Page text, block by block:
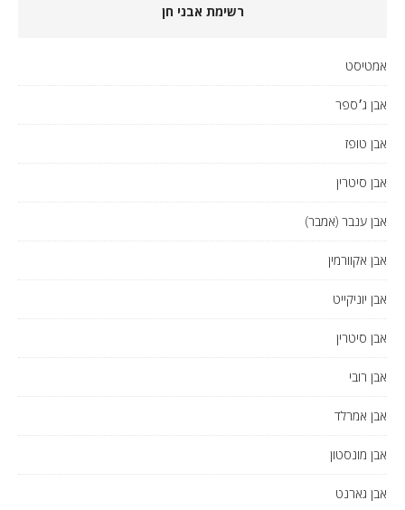
רשימת אבני חן
אמטיסט
אבן ג׳ספר
אבן טופז
אבן סיטרין
אבן ענבר (אמבר)
אבן אקוורמין
אבן יוניקייט
אבן סיטרין
אבן רובי
אבן אמרלד
אבן מונסטון
אבן גארנט